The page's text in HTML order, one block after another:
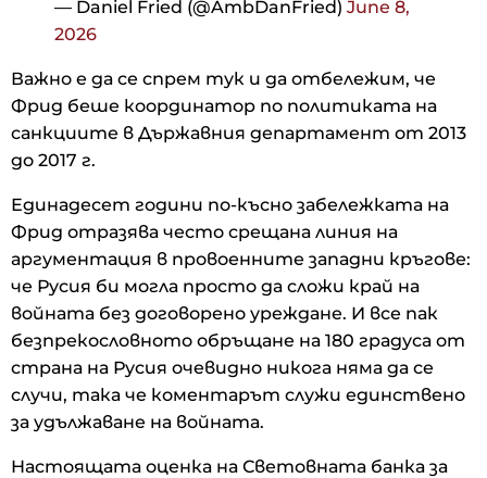
— Daniel Fried (@AmbDanFried) June 8,
2026
Важно е да се спрем тук и да отбележим, че
Фрид беше координатор по политиката на
санкциите в Държавния департамент от 2013
до 2017 г.
Единадесет години по-късно забележката на
Фрид отразява често срещана линия на
аргументация в провоенните западни кръгове:
че Русия би могла просто да сложи край на
войната без договорено уреждане. И все пак
безпрекословното обръщане на 180 градуса от
страна на Русия очевидно никога няма да се
случи, така че коментарът служи единствено
за удължаване на войната.
Настоящата оценка на Световната банка за